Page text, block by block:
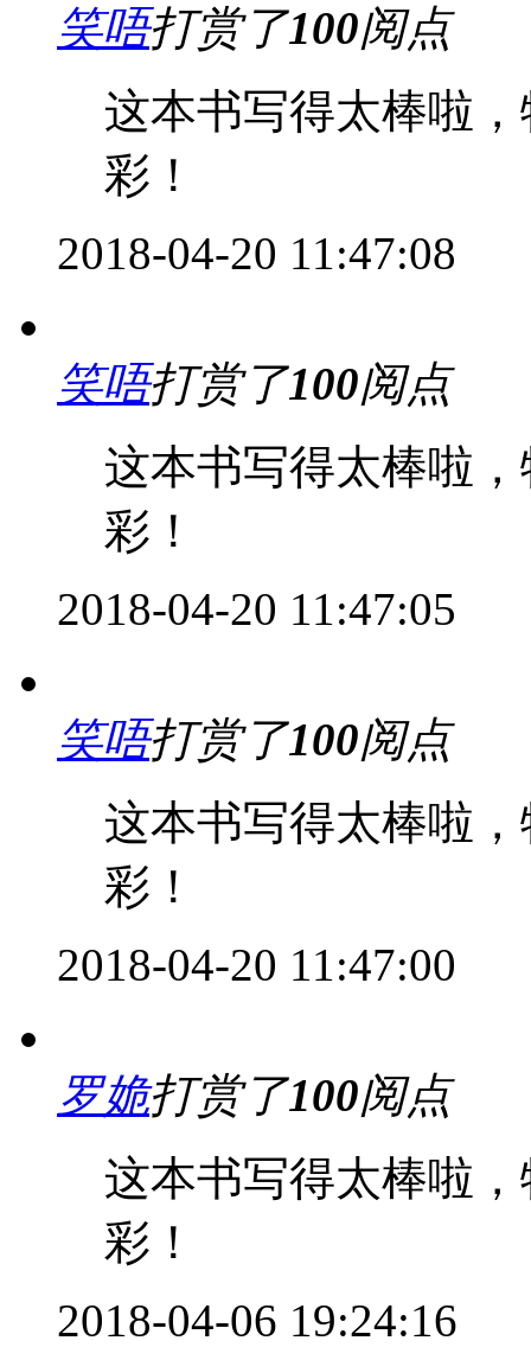
笑唔打赏了100阅点
这本书写得太棒啦
彩！
2018-04-20 11:47:08
笑唔打赏了100阅点
这本书写得太棒啦
彩！
2018-04-20 11:47:05
笑唔打赏了100阅点
这本书写得太棒啦
彩！
2018-04-20 11:47:00
罗姽打赏了100阅点
这本书写得太棒啦
彩！
2018-04-06 19:24:16